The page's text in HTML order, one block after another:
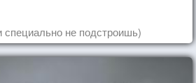
специально не подстроишь)